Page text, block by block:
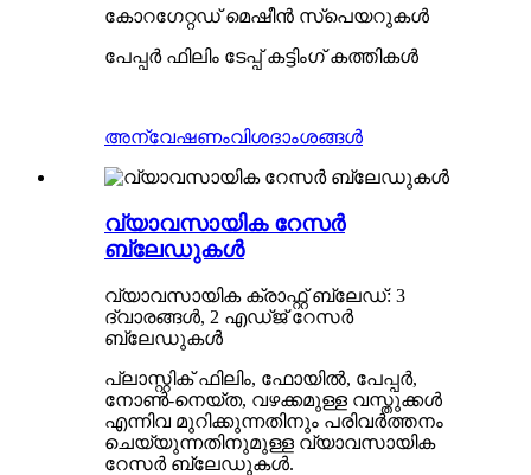
കോറഗേറ്റഡ് മെഷീൻ സ്പെയറുകൾ
പേപ്പർ ഫിലിം ടേപ്പ് കട്ടിംഗ് കത്തികൾ
അന്വേഷണംവിശദാംശങ്ങൾ
വ്യാവസായിക റേസർ
ബ്ലേഡുകൾ
വ്യാവസായിക ക്രാഫ്റ്റ് ബ്ലേഡ്: 3
ദ്വാരങ്ങൾ, 2 എഡ്ജ് റേസർ
ബ്ലേഡുകൾ
പ്ലാസ്റ്റിക് ഫിലിം, ഫോയിൽ, പേപ്പർ,
നോൺ-നെയ്ത, വഴക്കമുള്ള വസ്തുക്കൾ
എന്നിവ മുറിക്കുന്നതിനും പരിവർത്തനം
ചെയ്യുന്നതിനുമുള്ള വ്യാവസായിക
റേസർ ബ്ലേഡുകൾ.